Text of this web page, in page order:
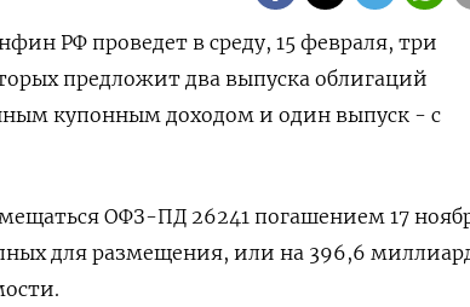
РФ проведет в среду, 15 февраля, три
предложит два выпуска облигаций
купонным доходом и один выпуск - с
ОФЗ-ПД 26241 погашением 17
для размещения, или на 396,6